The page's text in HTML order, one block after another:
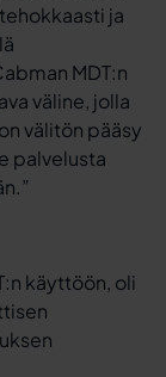
ja
MDT:n
väline, jolla
välitön pääsy
palvelusta
käyttöön, oli